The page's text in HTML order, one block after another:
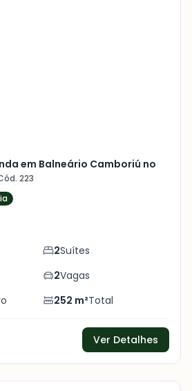
em Balneário Camboriú no
223
2Suítes
2Vagas
252 m²Total
Ver Detalhes